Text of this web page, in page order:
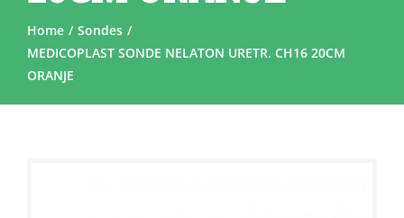
Home
Sondes
MEDICOPLAST SONDE NELATON URETR. CH16 20CM
ORANJE